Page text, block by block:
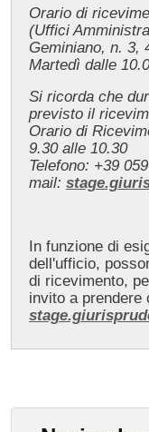
Orario di
(Uffici
Geminiano, n. 3,
Martedì dalle
Si ricorda che
previsto il
Orario di
9.30 alle 10.30
Telefono: +39
mail:
In funzione di
dell'ufficio,
di ricevimento,
invito a prendere